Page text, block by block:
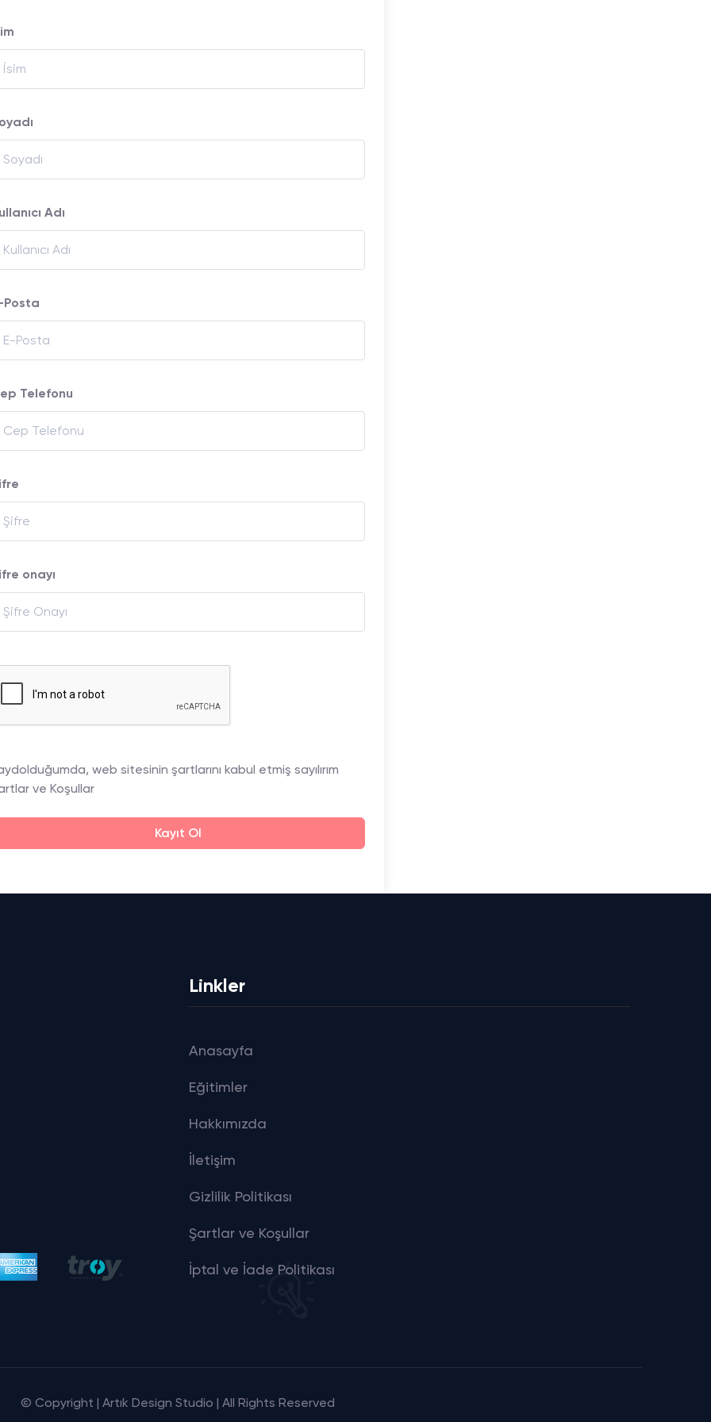
Adı
Posta
Telefonu
onayı
web sitesinin şartlarını kabul etmiş sayılırım
ve Koşullar
Kayıt Ol
Linkler
Anasayfa
Eğitimler
Hakkımızda
İletişim
Gizlilik Politikası
Şartlar ve Koşullar
İptal ve İade Politikası
© Copyright | Artık Design Studio | All Rights Reserved